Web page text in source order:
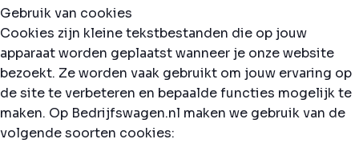
Gebruik van cookies
Cookies zijn kleine tekstbestanden die op jouw
apparaat worden geplaatst wanneer je onze website
bezoekt. Ze worden vaak gebruikt om jouw ervaring op
de site te verbeteren en bepaalde functies mogelijk te
maken. Op Bedrijfswagen.nl maken we gebruik van de
volgende soorten cookies: